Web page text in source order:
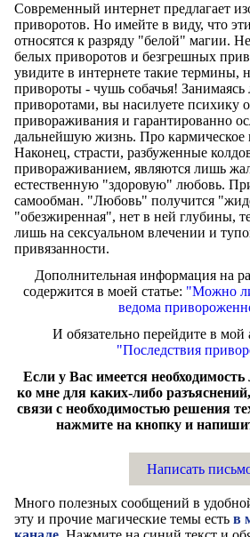
Современный интернет предлагает
приворотов. Но имейте в виду, что
относятся к разряду "белой" магии.
белых приворотов и безгрешных
увидите в интернете такие термины,
привороты - чушь собачья!
приворотами, вы насилуете психику
привораживания и гарантированно
дальнейшую жизнь. Про кармическое
Наконец, страсти, разбуженные
привораживанием, являются лишь
естественную "здоровую" любовь.
самообман. "Любовь" получится
"обезжиренная", нет в ней глубины,
лишь на сексуальном влечении и
привязанности.
Дополнительная информация на
содержится в моей статье: "Можно
ведома
И обязательно перейдите в мой
"Последствия
Если у Вас имеется
ко мне для каких-либо раз
связи с необходимостью решения
нажмите на кнопку и
Написать
Много полезных сообщений в
эту и прочие магические темы есть в